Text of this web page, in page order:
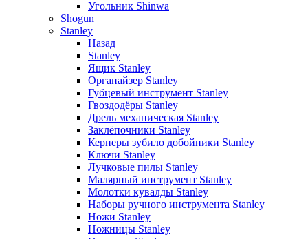
Угольник Shinwa
Shogun
Stanley
Назад
Stanley
Ящик Stanley
Органайзер Stanley
Губцевый инструмент Stanley
Гвоздодёры Stanley
Дрель механическая Stanley
Заклёпочники Stanley
Кернеры зубило добойники Stanley
Ключи Stanley
Лучковые пилы Stanley
Малярный инструмент Stanley
Молотки кувалды Stanley
Наборы ручного инструмента Stanley
Ножи Stanley
Ножницы Stanley